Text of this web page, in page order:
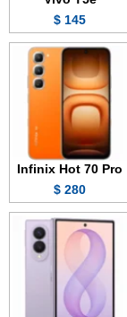
145 $
Infinix Hot 70 Pro
280 $